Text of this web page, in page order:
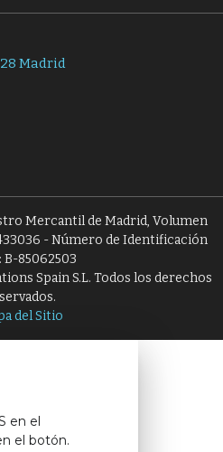
Madrid
Mercantil de Madrid, Volumen
- Número de Identificación
B-85062503
Spain S.L. Todos los derechos
del Sitio
en el
el botón.